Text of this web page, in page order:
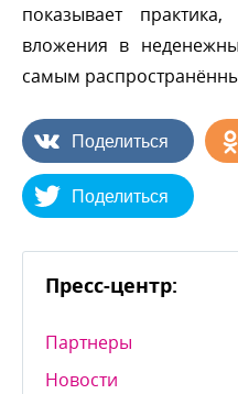
показывает
ложения в
самым
Поделиться
Поделиться
Пресс-центр:
Партнеры
Новости